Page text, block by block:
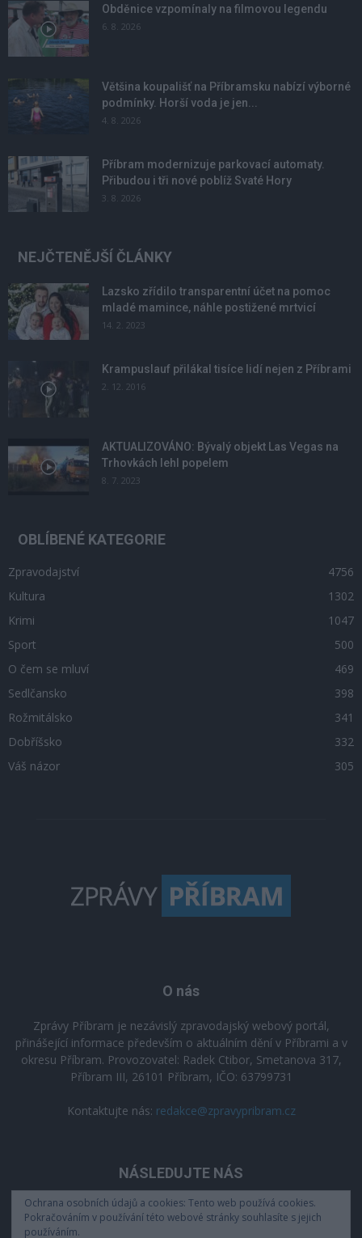
Obděnice vzpomínaly na filmovou legendu
6. 8. 2026
Většina koupališť na Příbramsku nabízí výborné
podmínky. Horší voda je jen...
4. 8. 2026
Příbram modernizuje parkovací automaty.
Přibudou i tři nové poblíž Svaté Hory
3. 8. 2026
NEJČTENĚJŠÍ ČLÁNKY
Lazsko zřídilo transparentní účet na pomoc
mladé mamince, náhle postižené mrtvicí
14. 2. 2023
Krampuslauf přilákal tisíce lidí nejen z Příbrami
2. 12. 2016
AKTUALIZOVÁNO: Bývalý objekt Las Vegas na
Trhovkách lehl popelem
8. 7. 2023
OBLÍBENÉ KATEGORIE
Zpravodajství
4756
Kultura
1302
Krimi
1047
Sport
500
O čem se mluví
469
Sedlčansko
398
Rožmitálsko
341
Dobříšsko
332
Váš názor
305
O nás
Zprávy Příbram je nezávislý zpravodajský webový portál,
přinášející informace především o aktuálním dění v Příbrami a v
okresu Příbram. Provozovatel: Radek Ctibor, Smetanova 317,
Příbram III, 26101 Příbram, IČO: 63799731
Kontaktujte nás: redakce@zpravypribram.cz
NÁSLEDUJTE NÁS
Ochrana osobních údajů a cookies: Tento web používá cookies.
Pokračováním v používání této webové stránky souhlasíte s jejich
používáním.